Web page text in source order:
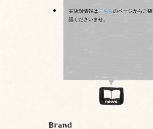
実店舗情報はこちらのページからご確
認くださいませ。